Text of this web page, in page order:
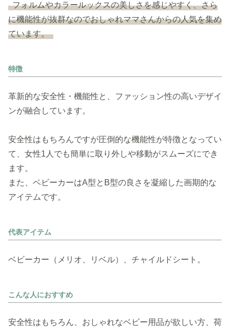
フォルムやカラールックスの美しさを感じやすく、さら
に機能性が抜群なのでおしゃれママさんからの人気を集め
ています。
特徴
革新的な安全性・機能性と、ファッション性の高いデザイ
ンが融合しています。
安全性はもちろんですが圧倒的な機能性が特徴となってい
て、女性1人でも簡単に取り外しや移動がスムーズにでき
ます。
また、ベビーカーはA型とB型の良さを凝縮した画期的な
アイテムです。
代表アイテム
ベビーカー（メリオ、リベル）、チャイルドシート。
こんな人におすすめ
安全性はもちろん、おしゃれなベビー用品が欲しい方、荷